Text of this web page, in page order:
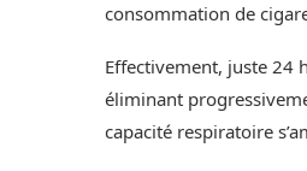
consommation de
Effectivement, juste 24
éliminant
capacité respiratoire